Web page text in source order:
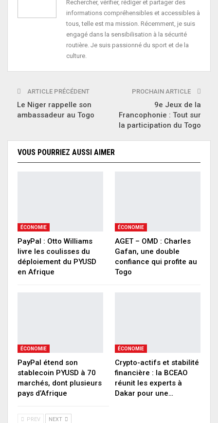
Rechercher, vérifier, rédiger et partager des
informations compréhensibles et accessibles à
tous, telle est ma mission. Récemment, je suis
engagé dans la sensibilisation à la sécurité
routière. Je suis passionné du sport et de la
culture.
ARTICLE PRÉCÉDENT
Le Niger rappelle son
ambassadeur au Togo
PROCHAIN ARTICLE
9e Jeux de la
Francophonie : Tout sur
la participation du Togo
VOUS POURRIEZ AUSSI AIMER
ÉCONOMIE
PayPal : Otto Williams
livre les coulisses du
déploiement du PYUSD
en Afrique
ÉCONOMIE
AGET – OMD : Charles
Gafan, une double
confiance qui profite au
Togo
ÉCONOMIE
PayPal étend son
stablecoin PYUSD à 70
marchés, dont plusieurs
pays d’Afrique
ÉCONOMIE
Crypto-actifs et stabilité
financière : la BCEAO
réunit les experts à
Dakar pour une…
PREV NEXT